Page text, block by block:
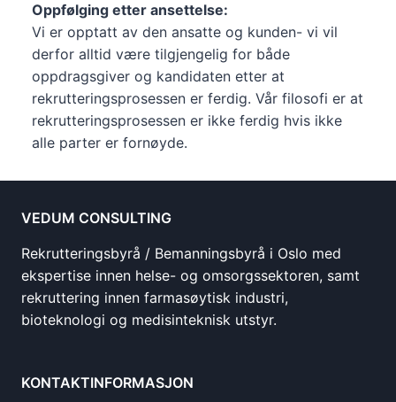
Oppfølging etter ansettelse:
Vi er opptatt av den ansatte og kunden- vi vil
derfor alltid være tilgjengelig for både
oppdragsgiver og kandidaten etter at
rekrutteringsprosessen er ferdig. Vår filosofi er at
rekrutteringsprosessen er ikke ferdig hvis ikke
alle parter er fornøyde.
VEDUM CONSULTING
Rekrutteringsbyrå / Bemanningsbyrå i Oslo med
ekspertise innen helse- og omsorgssektoren, samt
rekruttering innen farmasøytisk industri,
bioteknologi og medisinteknisk utstyr.
KONTAKTINFORMASJON